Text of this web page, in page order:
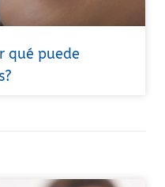
qué puede